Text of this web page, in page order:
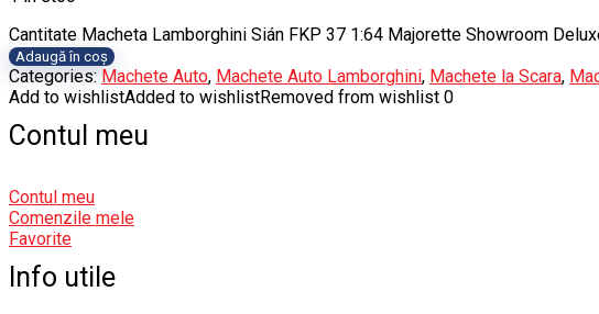
Cantitate Macheta Lamborghini Sián FKP 37 1:64 Majorette Showroom
Adaugă în coș
Categories: Machete Auto, Machete Auto Lamborghini, Machete la Scara,
Add to wishlistAdded to wishlistRemoved from wishlist 0
Contul meu
Contul meu
Comenzile mele
Favorite
Info utile